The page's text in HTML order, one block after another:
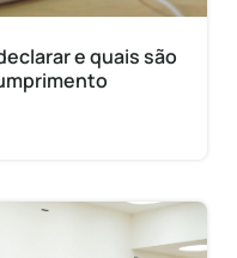
e quais são